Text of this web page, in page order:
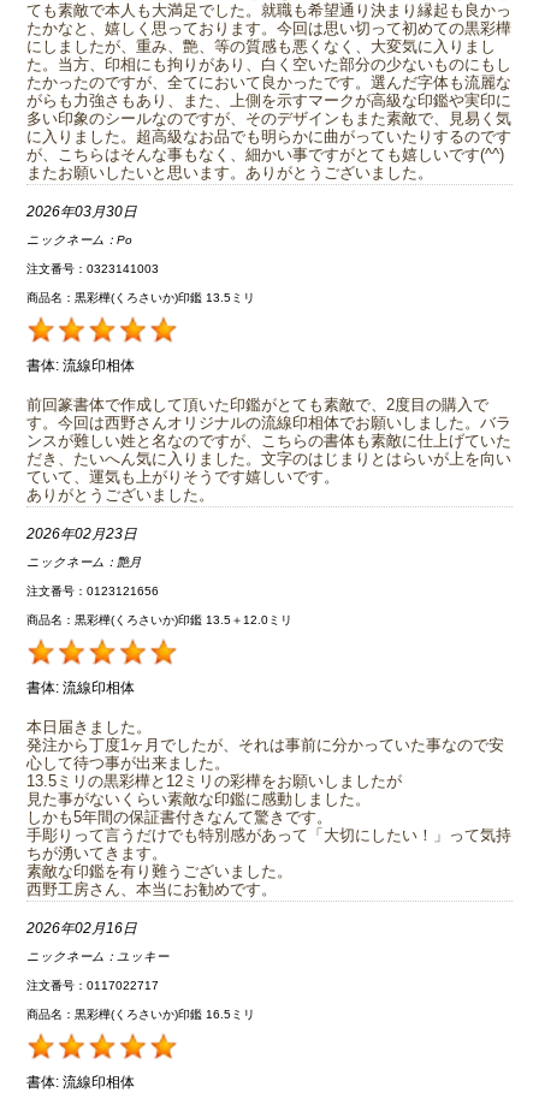
ても素敵で本人も大満足でした。就職も希望通り決まり縁起も良かっ
たかなと、嬉しく思っております。今回は思い切って初めての黒彩樺
にしましたが、重み、艶、等の質感も悪くなく、大変気に入りまし
た。当方、印相にも拘りがあり、白く空いた部分の少ないものにもし
たかったのですが、全てにおいて良かったです。選んだ字体も流麗な
がらも力強さもあり、また、上側を示すマークが高級な印鑑や実印に
多い印象のシールなのですが、そのデザインもまた素敵で、見易く気
に入りました。超高級なお品でも明らかに曲がっていたりするのです
が、こちらはそんな事もなく、細かい事ですがとても嬉しいです(^^)
またお願いしたいと思います。ありがとうございました。
2026年03月30日
ニックネーム：Po
注文番号：0323141003
商品名：黒彩樺(くろさいか)印鑑 13.5ミリ
書体: 流線印相体
前回篆書体で作成して頂いた印鑑がとても素敵で、2度目の購入で
す。今回は西野さんオリジナルの流線印相体でお願いしました。バラ
ンスが難しい姓と名なのですが、こちらの書体も素敵に仕上げていた
だき、たいへん気に入りました。文字のはじまりとはらいが上を向い
ていて、運気も上がりそうです嬉しいです。
ありがとうございました。
2026年02月23日
ニックネーム： 艶月
注文番号：0123121656
商品名：黒彩樺(くろさいか)印鑑 13.5＋12.0ミリ
書体: 流線印相体
本日届きました。
発注から丁度1ヶ月でしたが、それは事前に分かっていた事なので安
心して待つ事が出来ました。
13.5ミリの黒彩樺と12ミリの彩樺をお願いしましたが
見た事がないくらい素敵な印鑑に感動しました。
しかも5年間の保証書付きなんて驚きです。
手彫りって言うだけでも特別感があって「大切にしたい！」って気持
ちが湧いてきます。
素敵な印鑑を有り難うございました。
西野工房さん、本当にお勧めです。
2026年02月16日
ニックネーム： ユッキー
注文番号：0117022717
商品名：黒彩樺(くろさいか)印鑑 16.5ミリ
書体: 流線印相体